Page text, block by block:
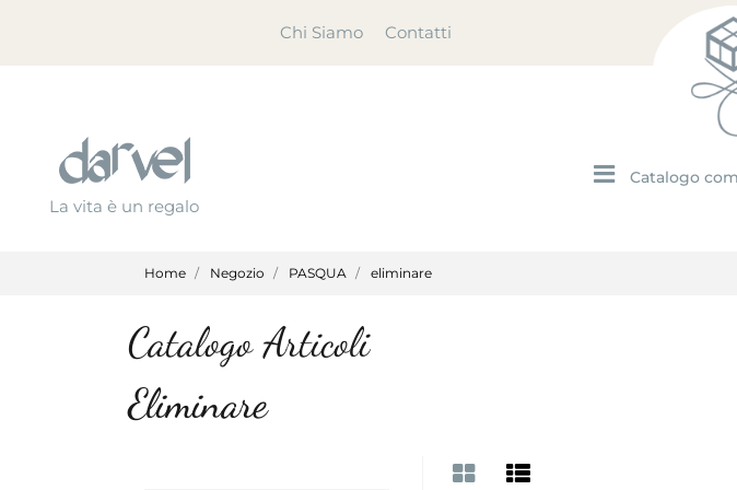
Chi Siamo Contatti
La vita è un regalo
Open menu
Home Negozio PASQUA eliminare
Catalogo Articoli
Eliminare